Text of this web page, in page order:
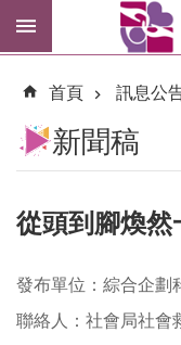
跳到主要內容區塊
紓
區
市
卡
進
階
搜
尋
首頁 訊息公
新聞稿
從頭到腳煥然
發布單位：綜合企劃
聯絡人：社會局社會